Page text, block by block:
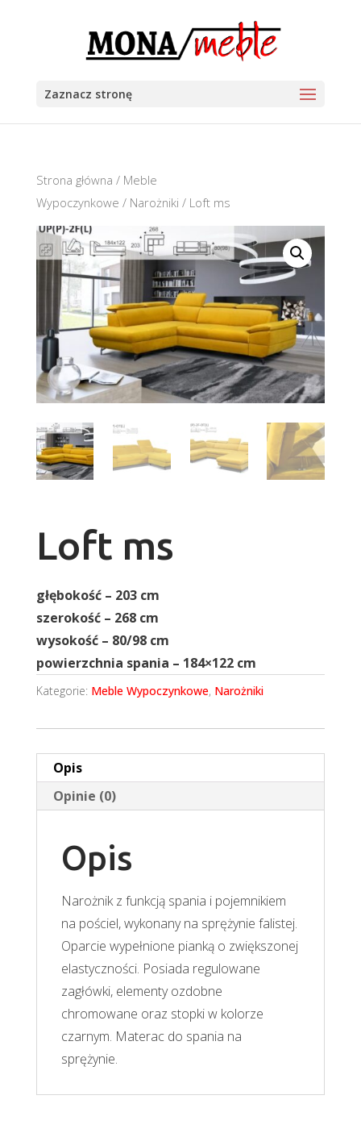
Zaznacz stronę
Strona główna / Meble
Wypoczynkowe / Narożniki / Loft ms
Loft ms
głębokość – 203 cm
szerokość – 268 cm
wysokość – 80/98 cm
powierzchnia spania – 184×122 cm
Kategorie: Meble Wypoczynkowe, Narożniki
Opis
Opinie (0)
Opis
Narożnik z funkcją spania i pojemnikiem
na pościel, wykonany na sprężynie falistej.
Oparcie wypełnione pianką o zwiększonej
elastyczności. Posiada regulowane
zagłówki, elementy ozdobne
chromowane oraz stopki w kolorze
czarnym. Materac do spania na
sprężynie.